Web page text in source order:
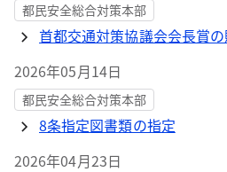
都民安全総合対策本部
首都交通対策協議会会長賞
2026年05月14日
都民安全総合対策本部
8条指定図書類の指定
2026年04月23日